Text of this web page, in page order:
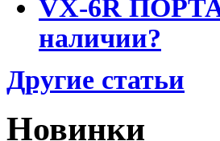
VX-6R
наличии?
Другие статьи
Новинки